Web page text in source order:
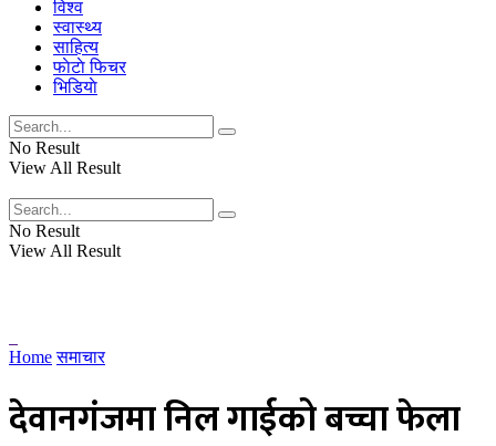
विश्व
स्वास्थ्य
साहित्य
फाेटाे फिचर
भिडियाे
No Result
View All Result
No Result
View All Result
Home समाचार
देवानगंजमा निल गाईको बच्चा फेला